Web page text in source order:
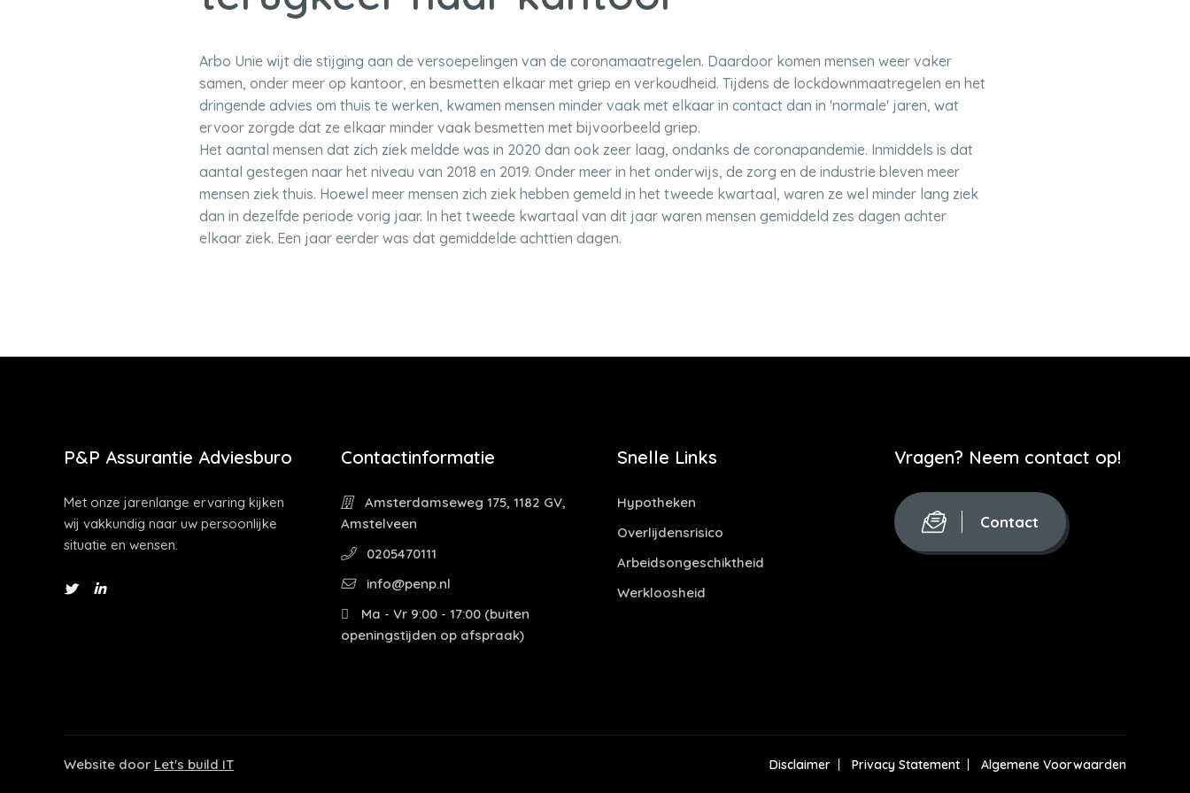
Arbo Unie wijt die stijging aan de versoepelingen van de coronamaatregelen. Daardoor komen mensen weer vaker
samen, onder meer op kantoor, en besmetten elkaar met griep en verkoudheid. Tijdens de lockdownmaatregelen en het
dringende advies om thuis te werken, kwamen mensen minder vaak met elkaar in contact dan in 'normale' jaren, wat
ervoor zorgde dat ze elkaar minder vaak besmetten met bijvoorbeeld griep.
Het aantal mensen dat zich ziek meldde was in 2020 dan ook zeer laag, ondanks de coronapandemie. Inmiddels is dat
aantal gestegen naar het niveau van 2018 en 2019. Onder meer in het onderwijs, de zorg en de industrie bleven meer
mensen ziek thuis. Hoewel meer mensen zich ziek hebben gemeld in het tweede kwartaal, waren ze wel minder lang ziek
dan in dezelfde periode vorig jaar. In het tweede kwartaal van dit jaar waren mensen gemiddeld zes dagen achter
elkaar ziek. Een jaar eerder was dat gemiddelde achttien dagen.
P&P Assurantie Adviesburo
Met onze jarenlange ervaring kijken
wij vakkundig naar uw persoonlijke
situatie en wensen.
Contactinformatie
Amsterdamseweg 175, 1182 GV,
Amstelveen
0205470111
info@penp.nl
Ma - Vr 9:00 - 17:00 (buiten
openingstijden op afspraak)
Snelle Links
Hypotheken
Overlijdensrisico
Arbeidsongeschiktheid
Werkloosheid
Vragen? Neem contact op!
Contact
Website door Let's build IT Disclaimer Privacy Statement Algemene Voorwaarden